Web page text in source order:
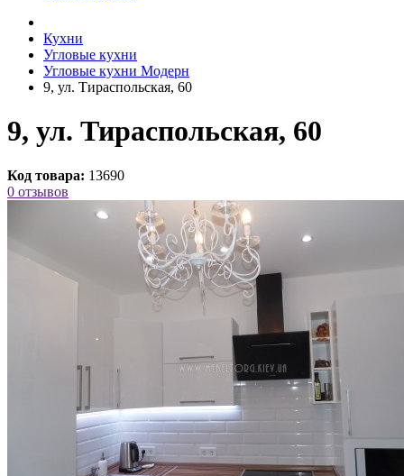
Кухни
Угловые кухни
Угловые кухни Модерн
9, ул. Тираспольская, 60
9, ул. Тираспольская, 60
Код товара: 13690
0 отзывов